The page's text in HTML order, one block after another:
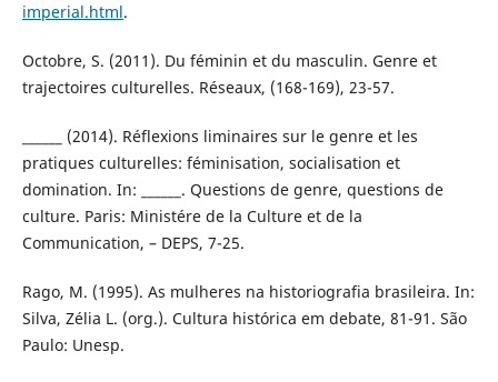
imperial.html.
Octobre, S. (2011). Du féminin et du masculin. Genre et
trajectoires culturelles. Réseaux, (168-169), 23-57.
______ (2014). Réflexions liminaires sur le genre et les
pratiques culturelles: féminisation, socialisation et
domination. In: ______. Questions de genre, questions de
culture. Paris: Ministére de la Culture et de la
Communication, – DEPS, 7-25.
Rago, M. (1995). As mulheres na historiografia brasileira. In:
Silva, Zélia L. (org.). Cultura histórica em debate, 81-91. São
Paulo: Unesp.